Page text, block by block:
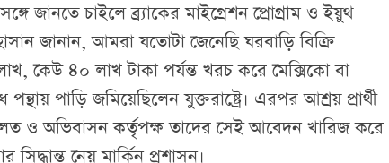
জানতে চাইলে ব্র্যাকের মাইগ্রেশন প্রোগ্রাম ও ইয়ুথ
জানান, আমরা যতোটা জেনেছি ঘরবাড়ি বিক্রি
কেউ ৪০ লাখ টাকা পর্যন্ত খরচ করে মেক্সিকো বা
পাড়ি জমিয়েছিলেন যুক্তরাষ্ট্রে। এরপর আশ্রয় প্রার্থী
ও অভিবাসন কর্তৃপক্ষ তাদের সেই আবেদন খারিজ করে
নেয় মার্কিন প্রশাসন।